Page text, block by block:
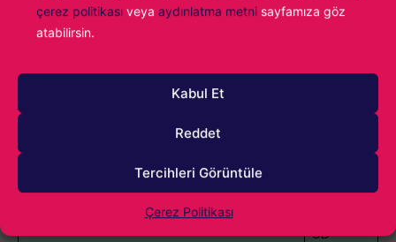
çerez politikası veya aydınlatma metni sayfamıza göz
atabilirsin.
Kabul Et
Reddet
Tercihleri Görüntüle
Çerez Politikası
Coachman
0026D9
00000F
5D